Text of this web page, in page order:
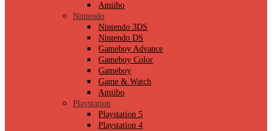
Amiibo
Nintendo
Nintendo 3DS
Nintendo DS
Gameboy Advance
Gameboy Color
Gameboy
Game & Watch
Amiibo
Playstation
Playstation 5
Playstation 4